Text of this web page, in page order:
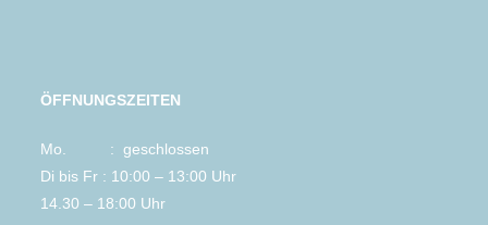
ÖFFNUNGSZEITEN
Mo. : geschlossen
Di bis Fr : 10:00 – 13:00 Uhr
14.30 – 18:00 Uhr